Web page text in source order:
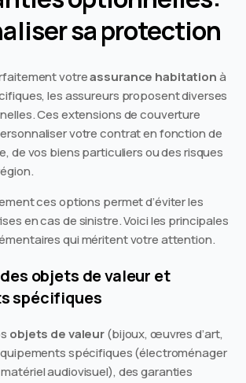
sa protection
votreassurance habitationà
les assureurs proposent diverses
Ces extensions de couverture
votre contrat en fonction de
de vos biens particuliers ou des risques
ces options permet d’éviter les
en cas de sinistre. Voici les principales
qui méritent votre attention.
objets de valeur et
spécifiques
objets de valeur(bijoux, œuvres d’art,
spécifiques (électroménager
audiovisuel), des garanties